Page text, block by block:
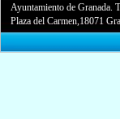
Ayuntamiento de Granada.
Plaza del Carmen,18071